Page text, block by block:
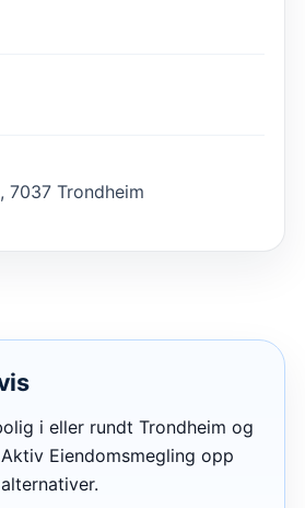
7037 Trondheim
i eller rundt Trondheim og
Eiendomsmegling opp